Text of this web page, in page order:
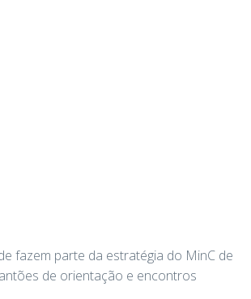
fazem parte da estratégia do MinC de
de orientação e encontros